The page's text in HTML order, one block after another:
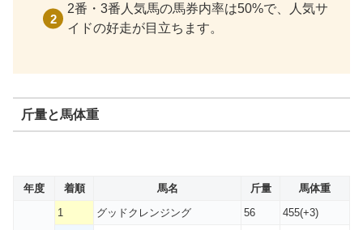
2番・3番人気馬の馬券内率は50%で、人気サ
イドの好走が目立ちます。
斤量と馬体重
年度 着順 馬名 斤量 馬体重
1 グッドクレンジング 56
455(+3)